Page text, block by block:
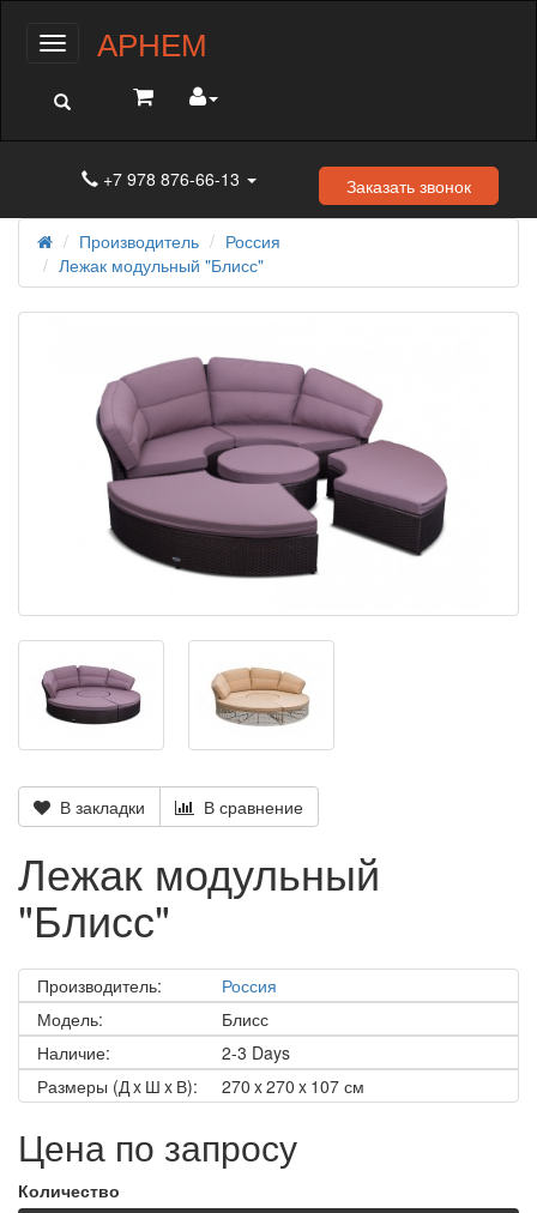
МенюАРНЕМ
+7 978 876-66-13 Заказать звонок
Производитель
Россия
Лежак модульный "Блисс"
В закладки В сравнение
Лежак модульный
"Блисс"
Производитель:
Россия
Модель:
Блисс
Наличие:
2-3 Days
Размеры (Д x Ш x В):
270 x 270 x 107 см
Цена по запросу
Количество